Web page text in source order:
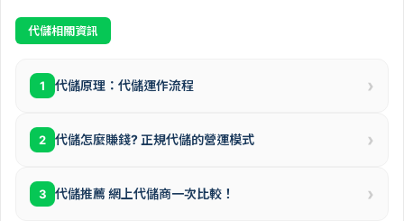
代儲相關資訊
1 代儲原理：代儲運作流程 ›
2 代儲怎麼賺錢? 正規代儲的營運模式 ›
3 代儲推薦 網上代儲商一次比較！ ›